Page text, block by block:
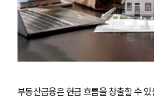
부동산금융은 현금 흐름을 창출할 수